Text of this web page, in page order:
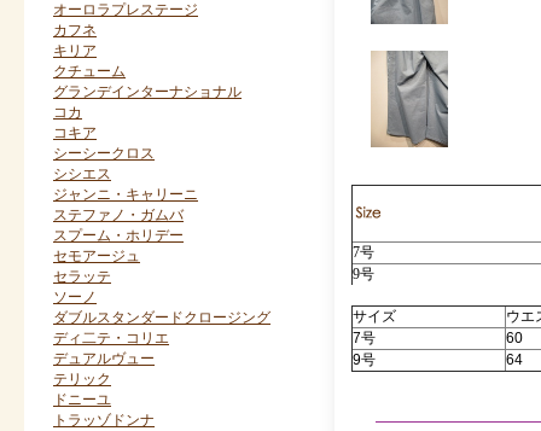
オーロラプレステージ
カフネ
キリア
クチューム
グランデインターナショナル
コカ
コキア
シーシークロス
シシエス
ジャンニ・キャリーニ
ステファノ・ガムバ
スプーム・ホリデー
セモアージュ
セラッテ
ソーノ
ダブルスタンダードクロージング
ディ二テ・コリエ
デュアルヴュー
テリック
ドニーユ
トラッゾドンナ
7号
9号
サイズ
ウエ
7号
60
9号
64